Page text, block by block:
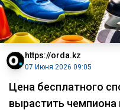
https://orda.kz
07 Июня 2026 09:05
Цена бесплатного
вырастить чемпиона